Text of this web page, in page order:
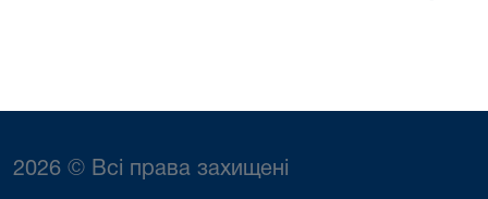
2026 © Всі права захищені